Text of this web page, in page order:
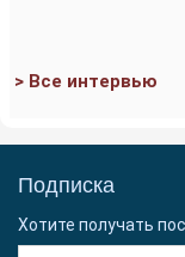
> Все интервью
Подписка
Хотите получать